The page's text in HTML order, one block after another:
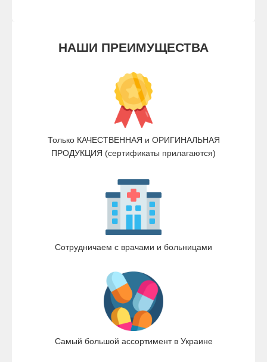
НАШИ ПРЕИМУЩЕСТВА
Только КАЧЕСТВЕННАЯ и ОРИГИНАЛЬНАЯ
ПРОДУКЦИЯ (сертификаты прилагаются)
Сотрудничаем с врачами и больницами
Самый большой ассортимент в Украине